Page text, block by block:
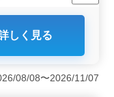
仕事＞ この求人
ます。中高年の
すい環境が整っ
しく見る
08/08〜2026/11/07